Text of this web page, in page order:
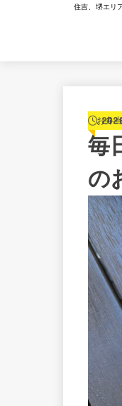
住吉、堺エリ
お弁当
毎
の